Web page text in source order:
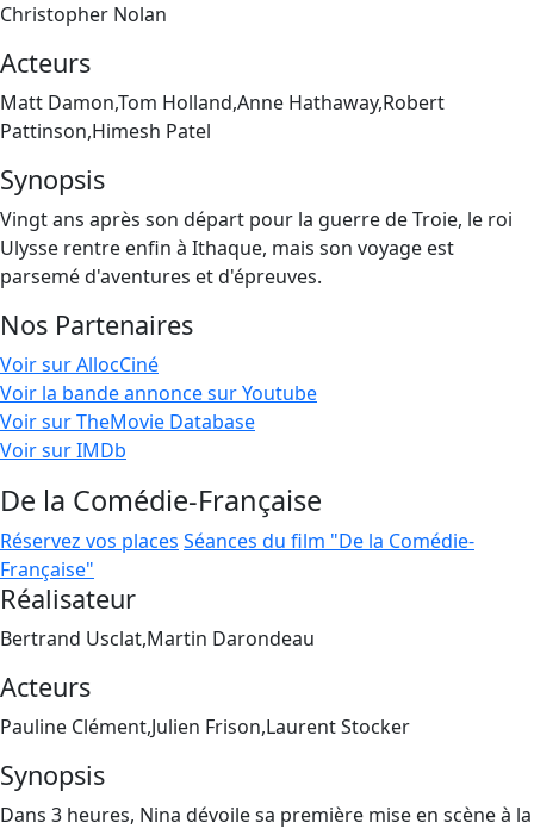
Christopher Nolan
Acteurs
Matt Damon,Tom Holland,Anne Hathaway,Robert
Pattinson,Himesh Patel
Synopsis
Vingt ans après son départ pour la guerre de Troie, le roi
Ulysse rentre enfin à Ithaque, mais son voyage est
parsemé d'aventures et d'épreuves.
Nos Partenaires
Voir sur AllocCiné
Voir la bande annonce sur Youtube
Voir sur TheMovie Database
Voir sur IMDb
De la Comédie-Française
Réservez vos places Séances du film "De la Comédie-
Française"
Réalisateur
Bertrand Usclat,Martin Darondeau
Acteurs
Pauline Clément,Julien Frison,Laurent Stocker
Synopsis
Dans 3 heures, Nina dévoile sa première mise en scène à la